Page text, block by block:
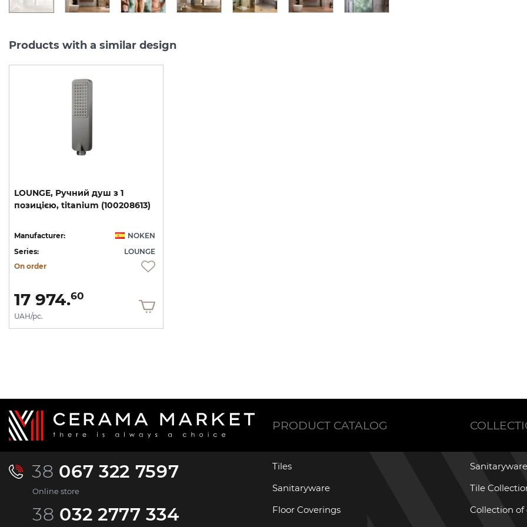
Products with a similar design
LOUNGE, Ручний душ з 1
позицією, titanium (100208613)
Manufacturer:
NOKEN
Series:
LOUNGE
On order
17 974.60
UAH/pc.
38 067 322 7597
Online store
38 032 2777 334
PRODUCT CATALOG
Tiles
Sanitaryware
Floor Coverings
Tile
Collection